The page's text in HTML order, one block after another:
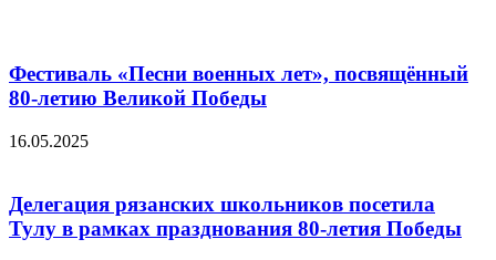
Фестиваль «Песни военных лет», посвящённый
80-летию Великой Победы
16.05.2025
Делегация рязанских школьников посетила
Тулу в рамках празднования 80-летия Победы